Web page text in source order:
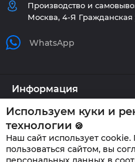
Производство и
Москва, 4-Я Гражданская
WhatsApp
Информация
Каталог
Клиенту
Используем куки и
технологии 🍪
Наш сайт использует
пользоваться сайтом, вы